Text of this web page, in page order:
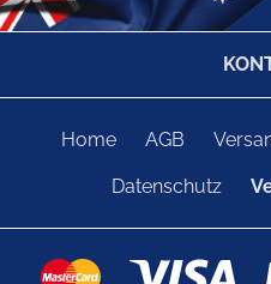
Home AGB
Datenschutz